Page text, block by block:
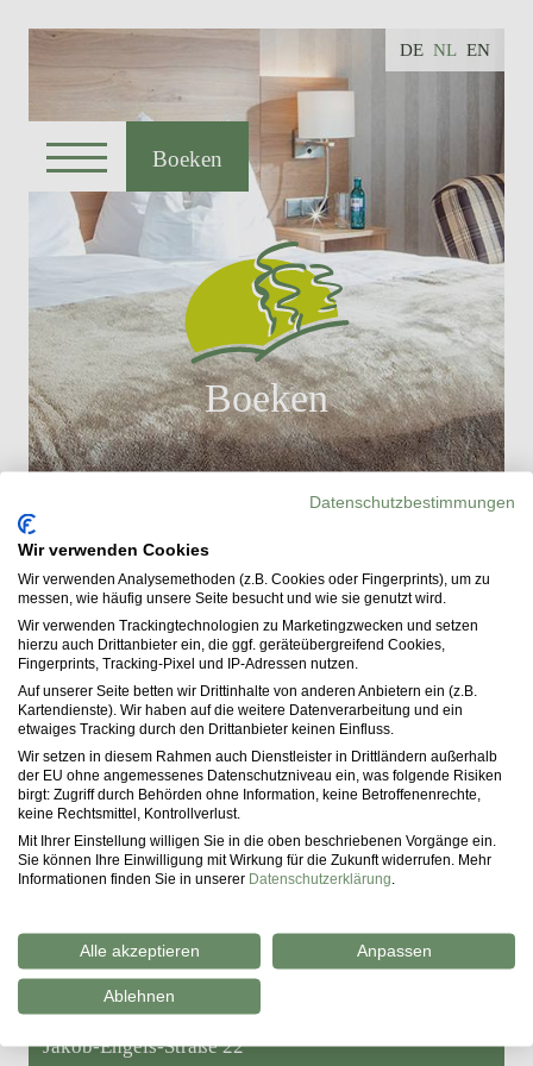
DE NL EN
Boeken
Boeken
Contact
Jakob-Engels-Straße 22
Datenschutzbestimmungen
Wir verwenden Cookies
Wir verwenden Analysemethoden (z.B. Cookies oder Fingerprints), um zu
messen, wie häufig unsere Seite besucht und wie sie genutzt wird.
Wir verwenden Trackingtechnologien zu Marketingzwecken und setzen
hierzu auch Drittanbieter ein, die ggf. geräteübergreifend Cookies,
Fingerprints, Tracking-Pixel und IP-Adressen nutzen.
Auf unserer Seite betten wir Drittinhalte von anderen Anbietern ein (z.B.
Kartendienste). Wir haben auf die weitere Datenverarbeitung und ein
etwaiges Tracking durch den Drittanbieter keinen Einfluss.
Wir setzen in diesem Rahmen auch Dienstleister in Drittländern außerhalb
der EU ohne angemessenes Datenschutzniveau ein, was folgende Risiken
birgt: Zugriff durch Behörden ohne Information, keine Betroffenenrechte,
keine Rechtsmittel, Kontrollverlust.
Mit Ihrer Einstellung willigen Sie in die oben beschriebenen Vorgänge ein.
Sie können Ihre Einwilligung mit Wirkung für die Zukunft widerrufen. Mehr
Informationen finden Sie in unserer Datenschutzerklärung
Alle akzeptieren Anpassen
Ablehnen